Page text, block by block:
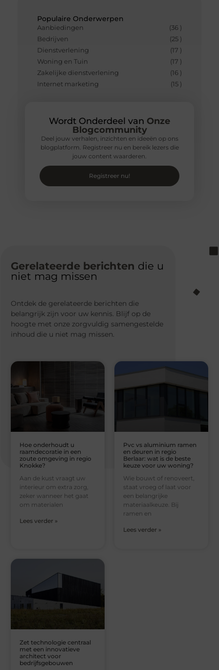
Populaire Onderwerpen
Aanbiedingen
(36 )
Bedrijven
(25 )
Dienstverlening
(17 )
Woning en Tuin
(17 )
Zakelijke dienstverlening
(16 )
Internet marketing
(15 )
Wordt Onderdeel van Onze
Blogcommunity
Deel jouw verhalen, inzichten en ideeën op ons
blogplatform. Registreer nu en bereik lezers die
jouw content waarderen.
Registreer nu!
Gerelateerde berichten die u
niet mag missen
Ontdek de gerelateerde berichten die
belangrijk zijn voor uw kennis. Blijf op de
hoogte met onze zorgvuldig samengestelde
inhoud die u niet mag missen.
Hoe onderhoudt u
raamdecoratie in een
zoute omgeving in regio
Knokke?
Aan de kust vraagt uw
interieur om extra zorg,
zeker wanneer het gaat
om materialen
Lees verder »
Pvc vs aluminium ramen
en deuren in regio
Berlaar: wat is de beste
keuze voor uw woning?
Wie bouwt of renoveert,
staat vroeg of laat voor
een belangrijke
materiaalkeuze. Bij
ramen en
Lees verder »
Zet technologie centraal
met een innovatieve
architect voor
bedrijfsgebouwen